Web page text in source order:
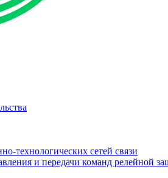
технологических сетей связи
и передачи команд релейной